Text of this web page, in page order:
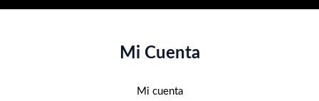
Mi Cuenta
Mi cuenta